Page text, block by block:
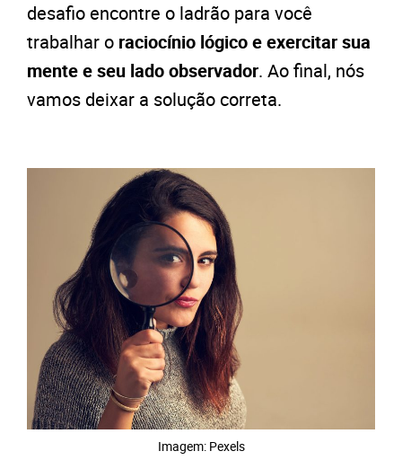
desafio encontre o ladrão para você
trabalhar o raciocínio lógico e exercitar sua
mente e seu lado observador. Ao final, nós
vamos deixar a solução correta.
Imagem: Pexels